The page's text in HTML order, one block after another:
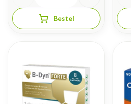
Bestel